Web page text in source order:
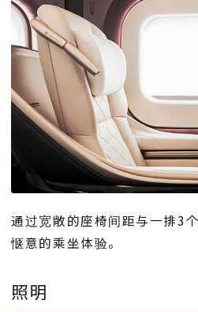
通过宽敞的座椅间距与一排3
惬意的乘坐体验。
照明